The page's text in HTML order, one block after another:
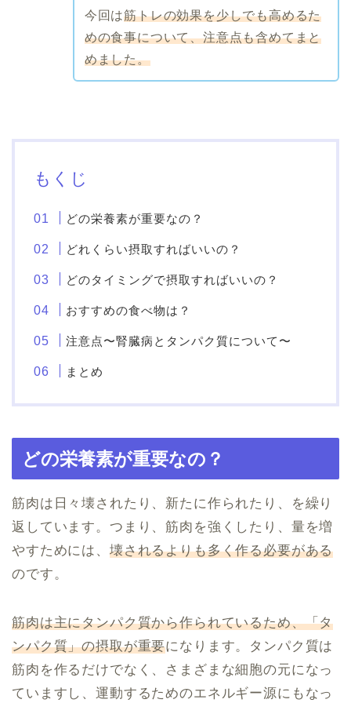
今回は筋トレの効果を少しでも高めるた
めの食事について、注意点も含めてまと
めました。
もくじ
どの栄養素が重要なの？
どれくらい摂取すればいいの？
どのタイミングで摂取すればいいの？
おすすめの食べ物は？
注意点〜腎臓病とタンパク質について〜
まとめ
どの栄養素が重要なの？
筋肉は日々壊されたり、新たに作られたり、を繰り
返しています。つまり、筋肉を強くしたり、量を増
やすためには、 壊されるよりも多く作る必要がある
のです。
筋肉は主にタンパク質から作られているため、「タ
ンパク質」の摂取が重要になります。タンパク質は
筋肉を作るだけでなく、さまざまな細胞の元になっ
ていますし、運動するためのエネルギー源にもなっ